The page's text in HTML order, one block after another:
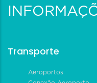
Transporte
Aeroportos